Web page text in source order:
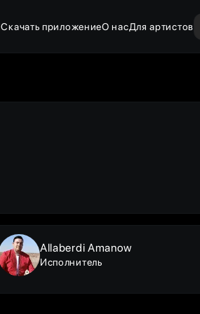
Скачать приложениеО насДля артистов
Allaberdi Amanow
Исполнитель